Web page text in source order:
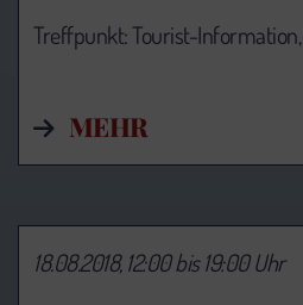
Treffpunkt: Tourist-Information,
MEHR
18.08.2018, 12:00 bis 19:00 Uhr